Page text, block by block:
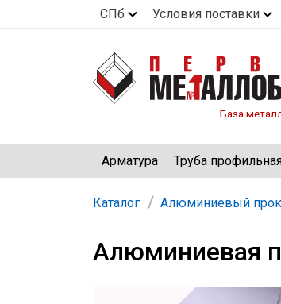
СПб Условия поставки
База
Арматура Труба
Каталог Алюминиевый
Алюминиевая